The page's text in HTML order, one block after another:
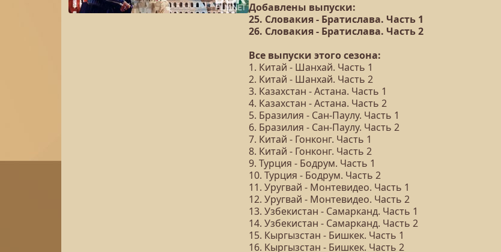
Добавлены выпуски:
25. Словакия - Братислава. Часть 1
26. Словакия - Братислава. Часть 2
Все выпуски этого сезона:
1. Китай - Шанхай. Часть 1
2. Китай - Шанхай. Часть 2
3. Казахстан - Астана. Часть 1
4. Казахстан - Астана. Часть 2
5. Бразилия - Сан-Паулу. Часть 1
6. Бразилия - Сан-Паулу. Часть 2
7. Китай - Гонконг. Часть 1
8. Китай - Гонконг. Часть 2
9. Турция - Бодрум. Часть 1
10. Турция - Бодрум. Часть 2
11. Уругвай - Монтевидео. Часть 1
12. Уругвай - Монтевидео. Часть 2
13. Узбекистан - Самарканд. Часть 1
14. Узбекистан - Самарканд. Часть 2
15. Кыргызстан - Бишкек. Часть 1
16. Кыргызстан - Бишкек. Часть 2